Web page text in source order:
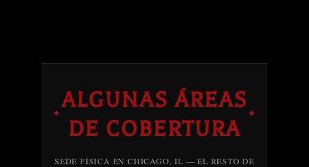
✦
ALGUNAS ÁREAS
DE COBERTURA
✦
SEDE FÍSICA EN CHICAGO, IL — EL RESTO DE